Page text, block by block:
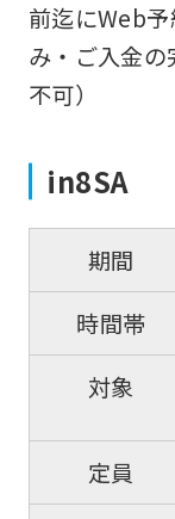
前迄にWeb
み・ご入金
不可）
in8SA
期間
時間帯
対象
定員